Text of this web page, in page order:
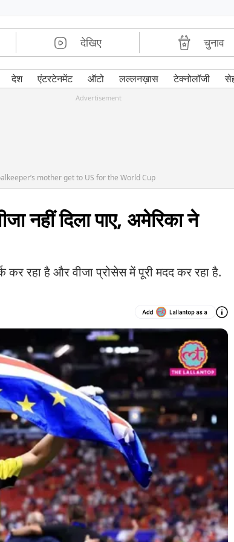
देखिए चुनाव
देश एंटरटेनमेंट ऑटो लल्लनख़ास टेक्नोलॉजी
Advertisement
mother get to US for the World Cup
नहीं दिला पाए, अमेरिका ने
कर रहा है और वीजा प्रोसेस में पूरी मदद कर रहा है.